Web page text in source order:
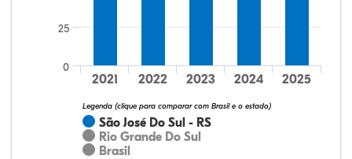
São José Do Sul - RS
Rio Grande Do Sul
Brasil
Legenda (clique para comparar com Brasil e o estado)
2021 2022 2023 2024 2025
0
25
64,15%
20,75%
0,00%
13,21%
1,89%
0,00%
32,28%
12,07%
0,23%
51,73%
2,94%
0,75%